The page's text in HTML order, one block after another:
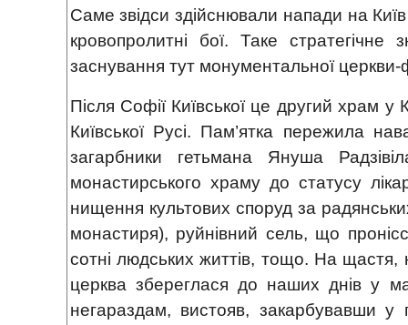
Саме звідси здійснювали напади на Київ
кровопролитні бої. Таке
заснування тут монументальної церкви-
Після Софії Київської це другий храм у
Київської Русі. Пам’ятка пережила
загарбники гетьмана Януша
монастирського храму до статусу
нищення культових споруд за
монастиря), руйнівний сель, що
сотні людських життів, тощо. На щастя,
церква збереглася до наших днів у
негараздам, вистояв, закарбувавши у